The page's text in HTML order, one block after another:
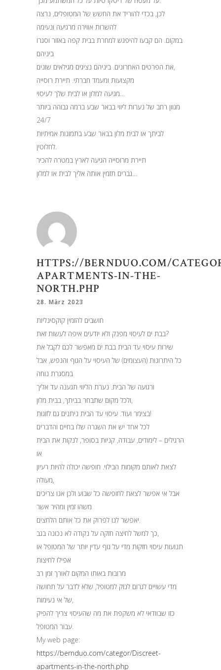
לכן, בכדי להוריד את החשש של המטופלים, נרצה
להשרות אווירה מרגיעה ונעימה
במקום. הם קבעו להיפגש למחרת בבית קפה באזור וסגרו
ביניהם
את הפרטים האחרונים. ביניהם נציגים מגילאים שונים,
מקצועות ומעמד חברתי. תיירת רוסייה
מגיעה למלון או לבית שלך לעיסוי…
מגוון רחב של נערות ליווי בבאר שבע ברמה גבוהה ביותר
24/7
לביתך או לבית מלון בבאר שבע בתמונות אמיתיות
לחלוטין.
תיירת מרוסייה הגיעה לארץ במטרה להכיר
גברים תזמין אותה אליך לבית או למלון…
HTTPS://BERNDUO.COM/
APARTMENTS-IN-THE-
NORTH.PHP
28. März 2023
חושבים להזמין קוקסינליות
בבת ים לעיסוי מפנק ולא יודעים איפה לעשות זאת?
שירות עיסוי עד הבית בבת ים מאפשר לכם לקבל את
כל היתרונות (העצומים) של העיסוי על הגוף והנפש, אבל
במסגרת נוחה
ורגועה של הבית. נערת הליווי תגענה עד אליך
ולכל מקום שתבחר בביתך, בבית מלון,
בצימר ועוד. עיסוי עד הבית ניתנים גם לזוגות!
לכל אחד יש את השגרה שלו בחיים והדברים
הרגילים – לימודים, עבודה, קניות בסופר, לנקות את הבית
או
לצאת לאותם מקומות הבילוי. חופשה יכולה להיות רעיון
מעולה,
אבל אי אפשר לצאת לחופשה כל שבוע ולכן אנו צריכים
משהו זמין ומהיר אשר
יאפשר לנו לפרוק את כל אותם הלחצים.
כך למשל לחיצה חזקה על נקודה לא נכונה בגב,
תנועות עיסוי חזקות מדי על גוף עדין יותר של המטופל או
אפילו לחיצות
מרובות באותו המקום לאורך זמן רב
מדי עשויים לגרום לנזק למטופל, שלא לדבר על תחושה
של אי נעימות,
כזו שבוודאי לא משקפת את מה שהעיסוי צריך להפיק
עבור המטופל.
My web page:
https://bernduo.com/categor/Discreet-
apartments-in-the-north.php